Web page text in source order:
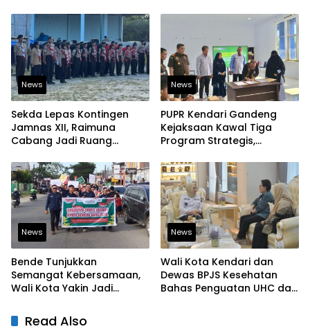
Pangan
News
Sekda Lepas Kontingen
Jamnas XII, Raimuna
Cabang Jadi Ruang
dan Berjiwa Pemimpin
News
PUPR Kendari Gandeng
Kejaksaan Kawal Tiga
Program Strategis,
Bangun Infrastruktur
Berintegritas
News
Bende Tunjukkan
Semangat Kebersamaan,
Wali Kota Yakin Jadi
Lain
News
Wali Kota Kendari dan
Dewas BPJS Kesehatan
Bahas Penguatan UHC dan
Read Also